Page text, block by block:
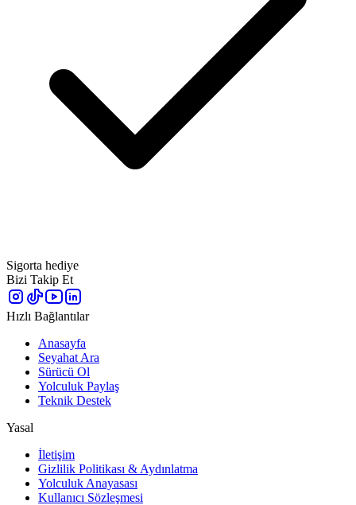
Sigorta hediye
Bizi Takip Et
Hızlı Bağlantılar
Anasayfa
Seyahat Ara
Sürücü Ol
Yolculuk Paylaş
Teknik Destek
Yasal
İletişim
Gizlilik Politikası & Aydınlatma
Yolculuk Anayasası
Kullanıcı Sözleşmesi